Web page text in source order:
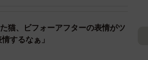
猫、ビフォーアフターの表情がツ
するなぁ」